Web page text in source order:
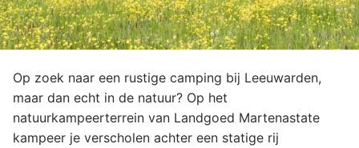
Op zoek naar een rustige camping bij Leeuwarden,
maar dan echt in de natuur? Op het
natuurkampeerterrein van Landgoed Martenastate
kampeer je verscholen achter een statige rij